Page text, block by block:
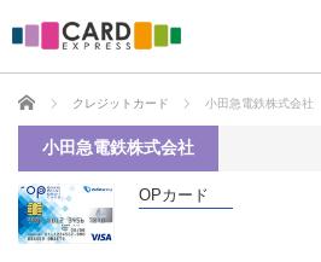
CARD EXPRESSクレジットカード 小田急電鉄株式会社
小田急電鉄株式会社
OPカード